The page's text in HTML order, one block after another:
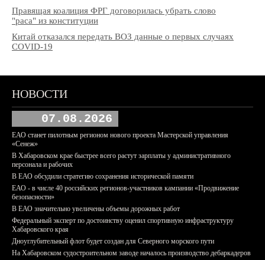
Правящая коалиция ФРГ договорилась убрать слово
"раса" из конституции
Китай отказался передать ВОЗ данные о первых случаях
COVID-19
НОВОСТИ
07.08.2026
ЕАО станет пилотным регионом нового проекта Мастерской управления
«Сенеж»
В Хабаровском крае быстрее всего растут зарплаты у административного
персонала и рабочих
В ЕАО обсудили стратегию сохранения исторической памяти
ЕАО - в числе 40 российских регионов-участников кампании «Продвижение
безопасности»
В ЕАО значительно увеличены объемы дорожных работ
Федеральный эксперт по достоинству оценил спортивную инфраструктуру
Хабаровского края
Дноуглубительный флот будет создан для Северного морского пути
На Хабаровском судостроительном заводе началось производство дебаркадеров